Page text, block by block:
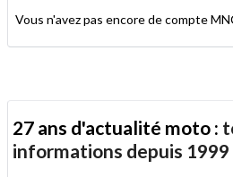
Vous n'avez pas encore de compte
27 ans d'actualité moto :
informations depuis 1999